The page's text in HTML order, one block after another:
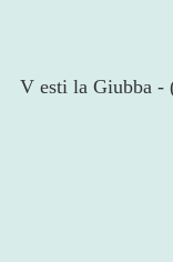
V esti la Giubba -